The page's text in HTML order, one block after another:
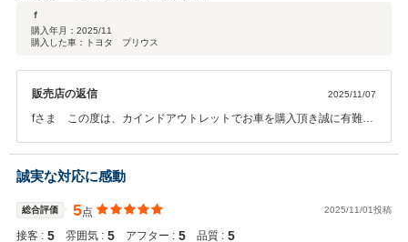
ｆ
購入年月： 2025/11
購入した車：トヨタ プリウス
販売店の返信 2025/11/07
fさま この度は、カインドアウトレットでお車を購入頂き誠に有難う
思います。オイル交換やメンテナンスなどのお車のことで何か御座い
ましたらお気軽にご連絡下さい。今後とも末永いお付き合いの程宜し
くお願い致します。
誠実な対応に感動
総合評価 5点 2025/11/01投稿
接客 : 5 雰囲気 : 5 アフター : 5 品質 : 5